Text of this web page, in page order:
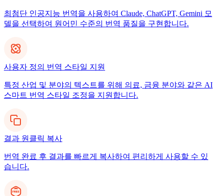
최첨단 인공지능 번역을 사용하여 Claude, ChatGPT, Gemini 모
델을 선택하여 원어민 수준의 번역 품질을 구현합니다.
사용자 정의 번역 스타일 지원
특정 산업 및 분야의 텍스트를 위해 의료, 금융 분야와 같은 AI
스마트 번역 스타일 조정을 지원합니다.
결과 원클릭 복사
번역 완료 후 결과를 빠르게 복사하여 편리하게 사용할 수 있
습니다.